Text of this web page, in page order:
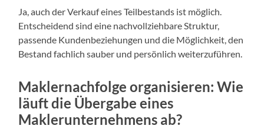
Ja, auch der Verkauf eines Teilbestands ist möglich.
Entscheidend sind eine nachvollziehbare Struktur,
passende Kundenbeziehungen und die Möglichkeit, den
Bestand fachlich sauber und persönlich weiterzuführen.
Maklernachfolge organisieren: Wie
läuft die Übergabe eines
Maklerunternehmens ab?